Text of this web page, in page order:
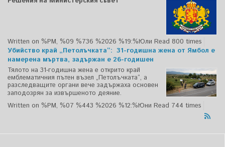
Written on %PM, %09 %736 %2026 %19:%Юли Read 800 times
Убийство край „Петолъчката“: 31-годишна жена от Ямбол е
намерена мъртва, задържан е 26-годишен
Тялото на 31-годишна жена е открито край
емблематичния пътен възел „Петолъчката“, а
разследващите органи вече задържаха основен
заподозрян за извършеното деяние.
Written on %PM, %07 %443 %2026 %12:%Юни Read 744 times